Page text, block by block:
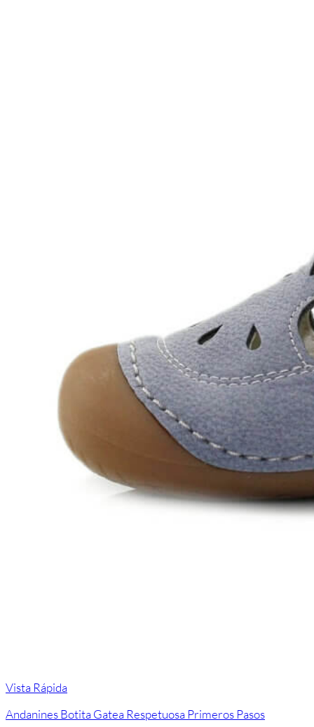
Vista Rápida
Andanines Botita Gatea Respetuosa Primeros Pasos